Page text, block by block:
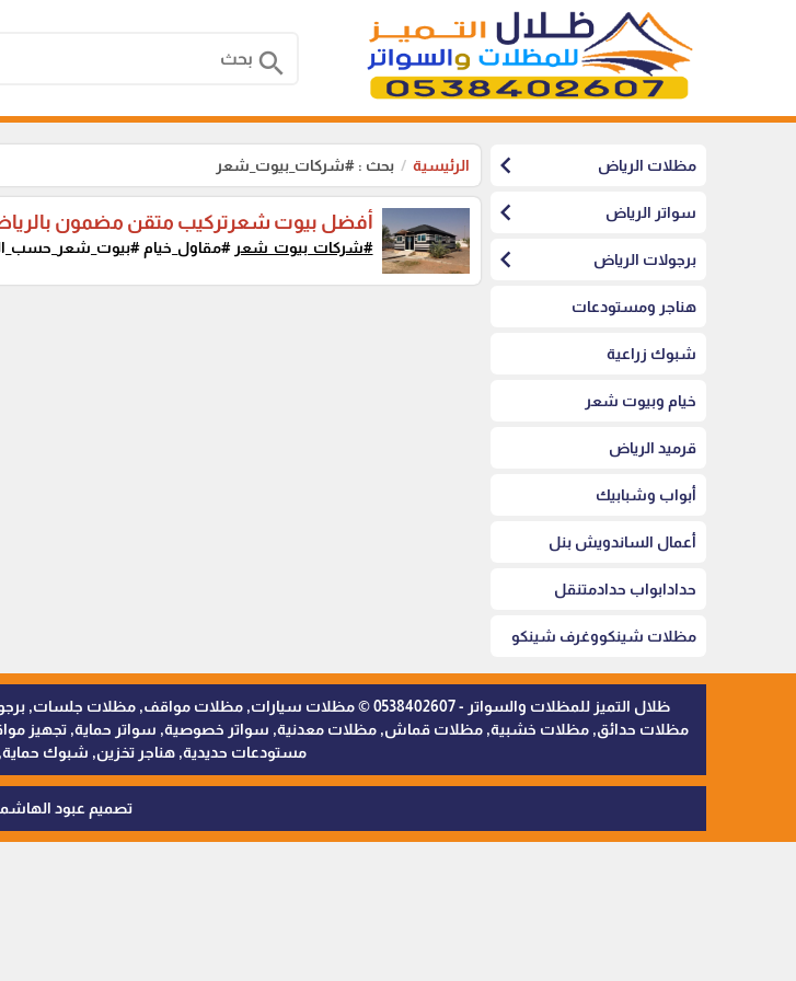
search
مظلات الرياض chevron_left
سواتر الرياض chevron_left
برجولات الرياض chevron_left
هناجر ومستودعات
شبوك زراعية
خيام وبيوت شعر
قرميد الرياض
أبواب وشبابيك
أعمال الساندويش بنل
حدادابواب حدادمتنقل
مظلات شينكووغرف شينكو
الرئيسية بحث : #شركات_بيوت_شعر
أفضل بيوت شعرتركيب متقن مضمون
#شركات_بيوت_شعر #مقاول_خيام
ظلال التميز للمظلات والسواتر - 0538402607 © مظلات سيارات,
مظلات حدائق, مظلات خشبية, مظلات قماش, مظلات معدنية, سواتر خصوصية, سواتر حماية, تجهيز
مستودعات حديدية, هناجر تخزين, شبوك
تصميم عبود